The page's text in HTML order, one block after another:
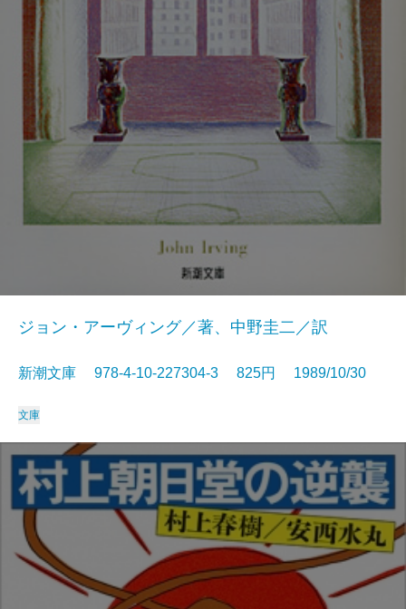
ジョン・アーヴィング／著、中野圭二／訳
新潮文庫 978-4-10-227304-3 825円 1989/10/30
文庫